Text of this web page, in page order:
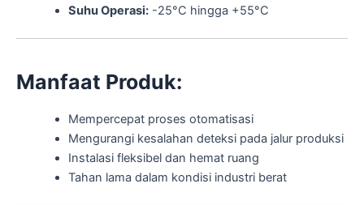
Suhu Operasi:-25°C hingga +55°C
Manfaat Produk:
Mempercepat proses otomatisasi
Mengurangi kesalahan deteksi pada jalur produksi
Instalasi fleksibel dan hemat ruang
Tahan lama dalam kondisi industri berat